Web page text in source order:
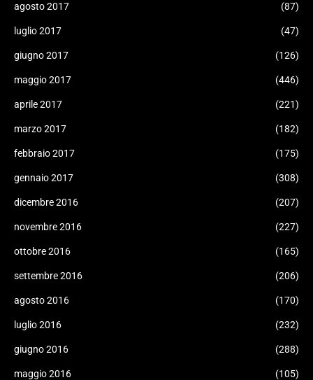
agosto 2017 (87)
luglio 2017 (47)
giugno 2017 (126)
maggio 2017 (446)
aprile 2017 (221)
marzo 2017 (182)
febbraio 2017 (175)
gennaio 2017 (308)
dicembre 2016 (207)
novembre 2016 (227)
ottobre 2016 (165)
settembre 2016 (206)
agosto 2016 (170)
luglio 2016 (232)
giugno 2016 (288)
maggio 2016 (105)